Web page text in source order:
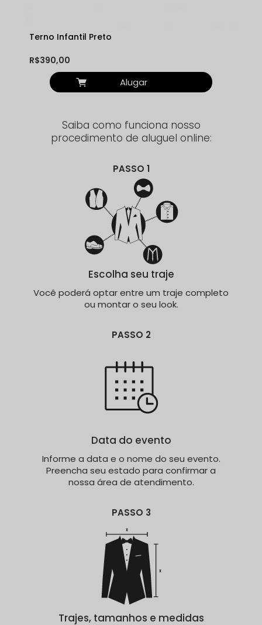
Terno Infantil Preto
R$390,00
Alugar
Saiba como funciona nosso
procedimento de aluguel online:
PASSO 1
Escolha seu traje
Você poderá optar entre um traje completo
ou montar o seu look.
PASSO 2
Data do evento
Informe a data e o nome do seu evento.
Preencha seu estado para confirmar a
nossa área de atendimento.
PASSO 3
Trajes, tamanhos e medidas